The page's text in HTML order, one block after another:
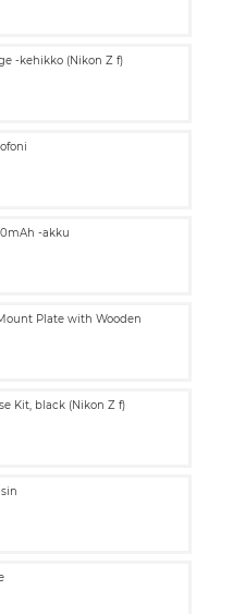
-kehikko (Nikon Z f)
-akku
Plate with Wooden
Kit, black (Nikon Z f)